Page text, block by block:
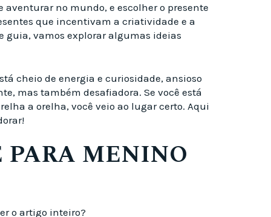
no mundo, e escolher o presente
que incentivam a criatividade e a
guia, vamos explorar algumas ideias
cheio de energia e curiosidade, ansioso
mas também desafiadora. Se você está
a orelha, você veio ao lugar certo. Aqui
PARA MENINO
o artigo inteiro?